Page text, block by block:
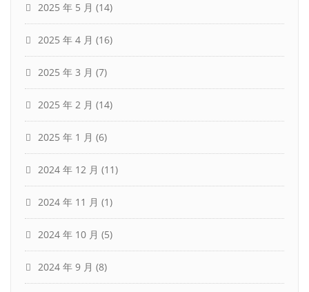
2025 年 5 月 (14)
2025 年 4 月 (16)
2025 年 3 月 (7)
2025 年 2 月 (14)
2025 年 1 月 (6)
2024 年 12 月 (11)
2024 年 11 月 (1)
2024 年 10 月 (5)
2024 年 9 月 (8)